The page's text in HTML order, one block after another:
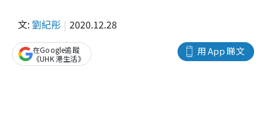
文: 劉紀彤 2020.12.28
用 App 睇文
在Google追蹤
《UHK 港生活》